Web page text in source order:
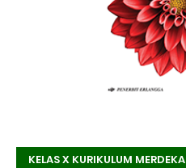
KELAS X KURIKULUM MERDEKA